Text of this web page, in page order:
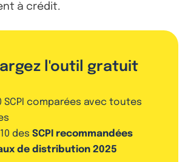
à crédit.
l'outil gratuit
SCPI comparées avec toutes
des SCPI recommandées
de distribution 2025